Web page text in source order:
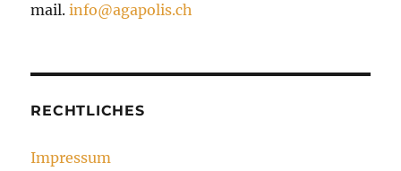
mail.info@agapolis.ch
RECHTLICHES
Impressum